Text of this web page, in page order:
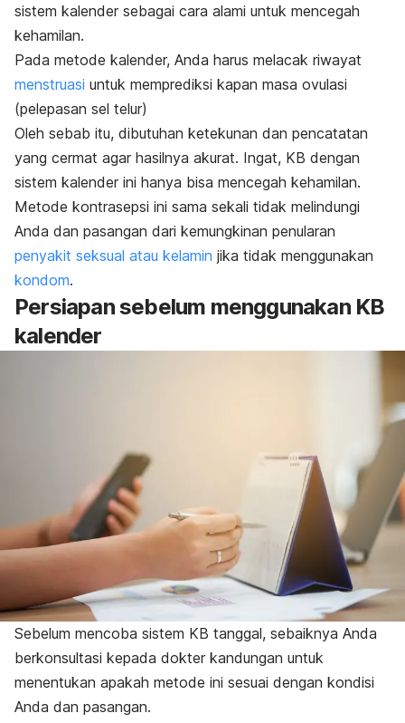
sistem kalender sebagai cara alami untuk mencegah
kehamilan.
Pada metode kalender, Anda harus melacak riwayat
menstruasi untuk memprediksi kapan masa ovulasi
(pelepasan sel telur)
Oleh sebab itu, dibutuhan ketekunan dan pencatatan
yang cermat agar hasilnya akurat. Ingat, KB dengan
sistem kalender ini hanya bisa mencegah kehamilan.
Metode kontrasepsi ini sama sekali tidak melindungi
Anda dan pasangan dari kemungkinan penularan
penyakit seksual atau kelamin jika tidak menggunakan
kondom.
Persiapan sebelum menggunakan KB
kalender
Sebelum mencoba sistem KB tanggal, sebaiknya Anda
berkonsultasi kepada dokter kandungan untuk
menentukan apakah metode ini sesuai dengan kondisi
Anda dan pasangan.